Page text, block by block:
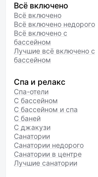
Всё включено
Всё включено
Всё включено недорого
Всё включено с
бассейном
Лучшие всё включено с
бассейном
Спа и релакс
Спа-отели
С бассейном
С бассейном и спа
С баней
С джакузи
Санатории
Санатории недорого
Санатории в центре
Лучшие санатории